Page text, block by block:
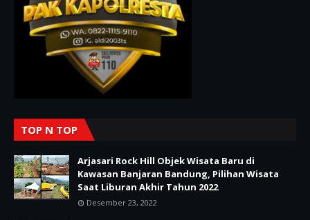
TOP N TOP
Arjasari Rock Hill Objek Wisata Baru di
Kawasan Banjaran Bandung, Pilihan Wisata
Saat Liburan Akhir Tahun 2022
Desember 23, 2022